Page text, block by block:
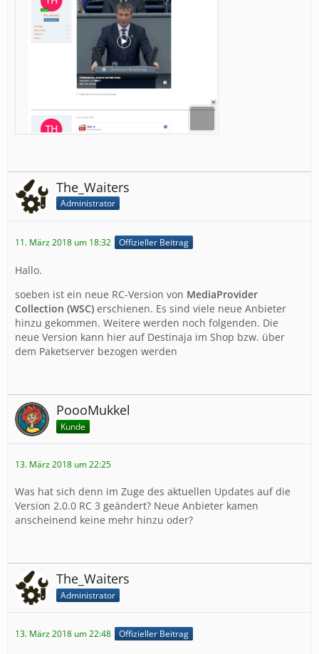
The_Waiters
Administrator
11. März 2018 um 18:32 Offizieller Beitrag
Hallo.
soeben ist ein neue RC-Version von MediaProvider
Collection (WSC) erschienen. Es sind viele neue Anbieter
hinzu gekommen. Weitere werden noch folgenden. Die
neue Version kann hier auf Destinaja im Shop bzw. über
dem Paketserver bezogen werden
PoooMukkel
Kunde
13. März 2018 um 22:25
Was hat sich denn im Zuge des aktuellen Updates auf die
Version 2.0.0 RC 3 geändert? Neue Anbieter kamen
anscheinend keine mehr hinzu oder?
The_Waiters
Administrator
13. März 2018 um 22:48 Offizieller Beitrag